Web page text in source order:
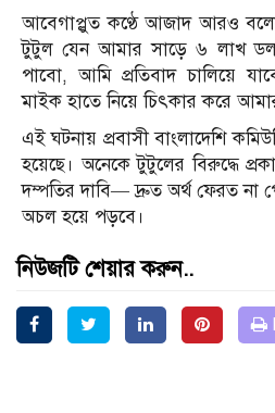
আবেগাপ্লুত কণ্ঠে আজাদ আরও
টুটুল যেন আমার সাড়ে ৬ লাখ
পাবো, আমি প্রতিবাদ চালিয়ে
মাইক হাতে নিয়ে চিৎকার করে
এই ঘটনায় প্রবাসী বাংলাদেশি
হয়েছে। অনেকে টুটুলের বিরুদ্ধে
দম্পতির দাবি— দ্রুত অর্থ ফেরত না
অচল হয়ে পড়বে।
নিউজটি শেয়ার করুন..